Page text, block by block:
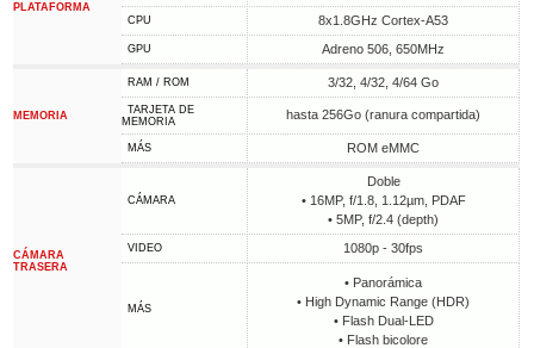
PLATAFORMA
CPU 8x1.8GHz Cortex-A53
GPU Adreno 506, 650MHz
MEMORIA
RAM / ROM 3/32, 4/32, 4/64 Go
TARJETA DE
MEMORIA
hasta 256Go (ranura compartida)
MÁS ROM eMMC
CÁMARA
TRASERA
CÁMARA
Doble
• 16MP, f/1.8, 1.12µm, PDAF
• 5MP, f/2.4 (depth)
VIDEO 1080p - 30fps
MÁS
• Panorámica
• High Dynamic Range (HDR)
• Flash Dual-LED
• Flash bicolore